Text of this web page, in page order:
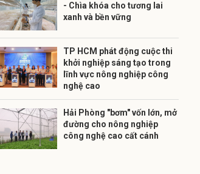
- Chìa khóa cho tương lai
xanh và bền vững
TP HCM phát động cuộc thi
khởi nghiệp sáng tạo trong
lĩnh vực nông nghiệp công
nghệ cao
Hải Phòng "bơm" vốn lớn, mở
đường cho nông nghiệp
công nghệ cao cất cánh
Gửi